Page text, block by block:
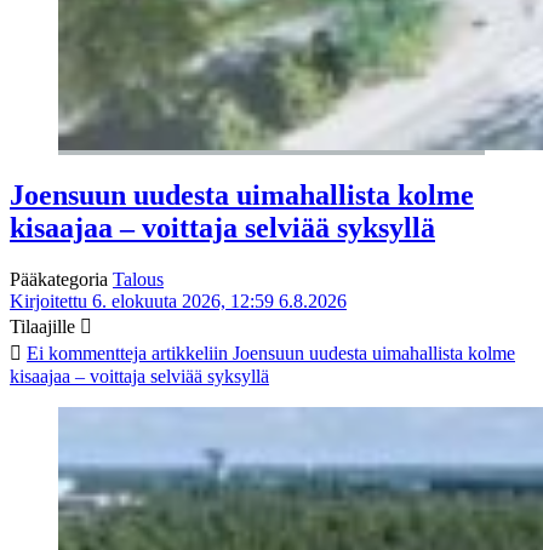
Joensuun uudesta uimahallista kolme
kisaajaa – voittaja selviää syksyllä
Pääkategoria Talous
Kirjoitettu 6. elokuuta 2026, 12:59 6.8.2026
Tilaajille
Ei kommentteja artikkeliin Joensuun uudesta uimahallista kolme
kisaajaa – voittaja selviää syksyllä